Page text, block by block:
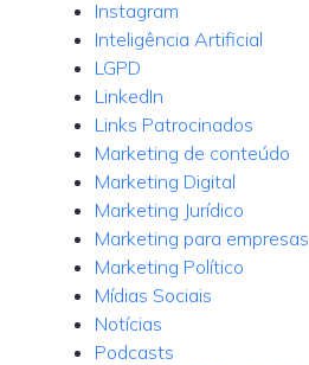
Instagram
Inteligência Artificial
LGPD
LinkedIn
Links Patrocinados
Marketing de conteúdo
Marketing Digital
Marketing Jurídico
Marketing para empresas
Marketing Político
Mídias Sociais
Notícias
Podcasts